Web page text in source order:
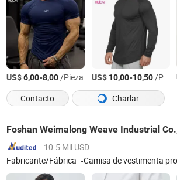
US$6,00-8,00/Pieza US$ 10,00-10,50/Pieza
Contacto
Charlar
Foshan Weimalong Weave Industrial
10.5 Mil USD
Fabricante/Fábrica
Camisa de vestimenta